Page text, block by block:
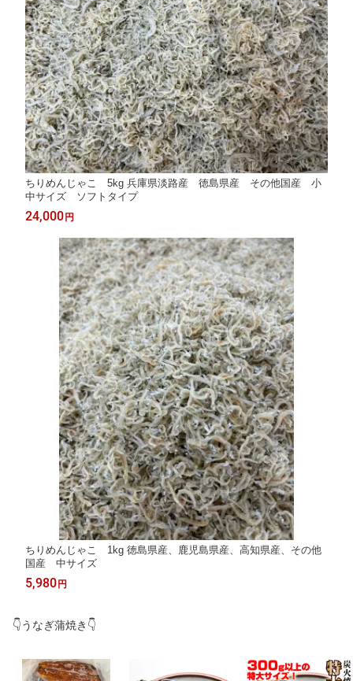
ちりめんじゃこ 5kg 兵庫県淡路産 徳島県産 その他国産 小
中サイズ ソフトタイプ
24,000 円
ちりめんじゃこ 1kg 徳島県産、鹿児島県産、高知県産、その他
国産 中サイズ
5,980 円
👇うなぎ蒲焼き👇